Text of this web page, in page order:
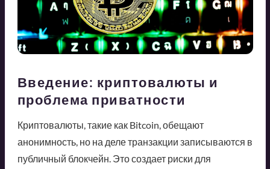
Введение: криптовалюты и
проблема приватности
Криптовалюты, такие как Bitcoin, обещают
анонимность, но на деле транзакции записываются в
публичный блокчейн. Это создает риски для